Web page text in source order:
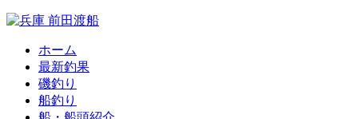
ホーム
最新釣果
磯釣り
船釣り